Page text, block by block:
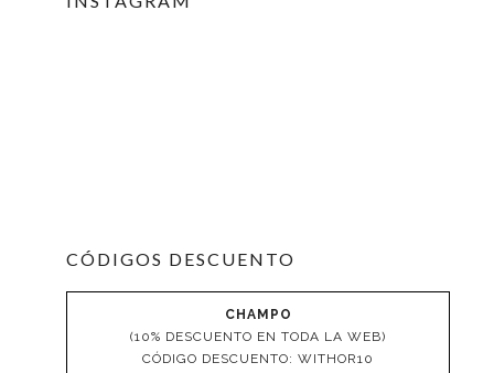
CÓDIGOS DESCUENTO
CHAMPO
(10% DESCUENTO EN TODA LA WEB)
CÓDIGO DESCUENTO: WITHOR10